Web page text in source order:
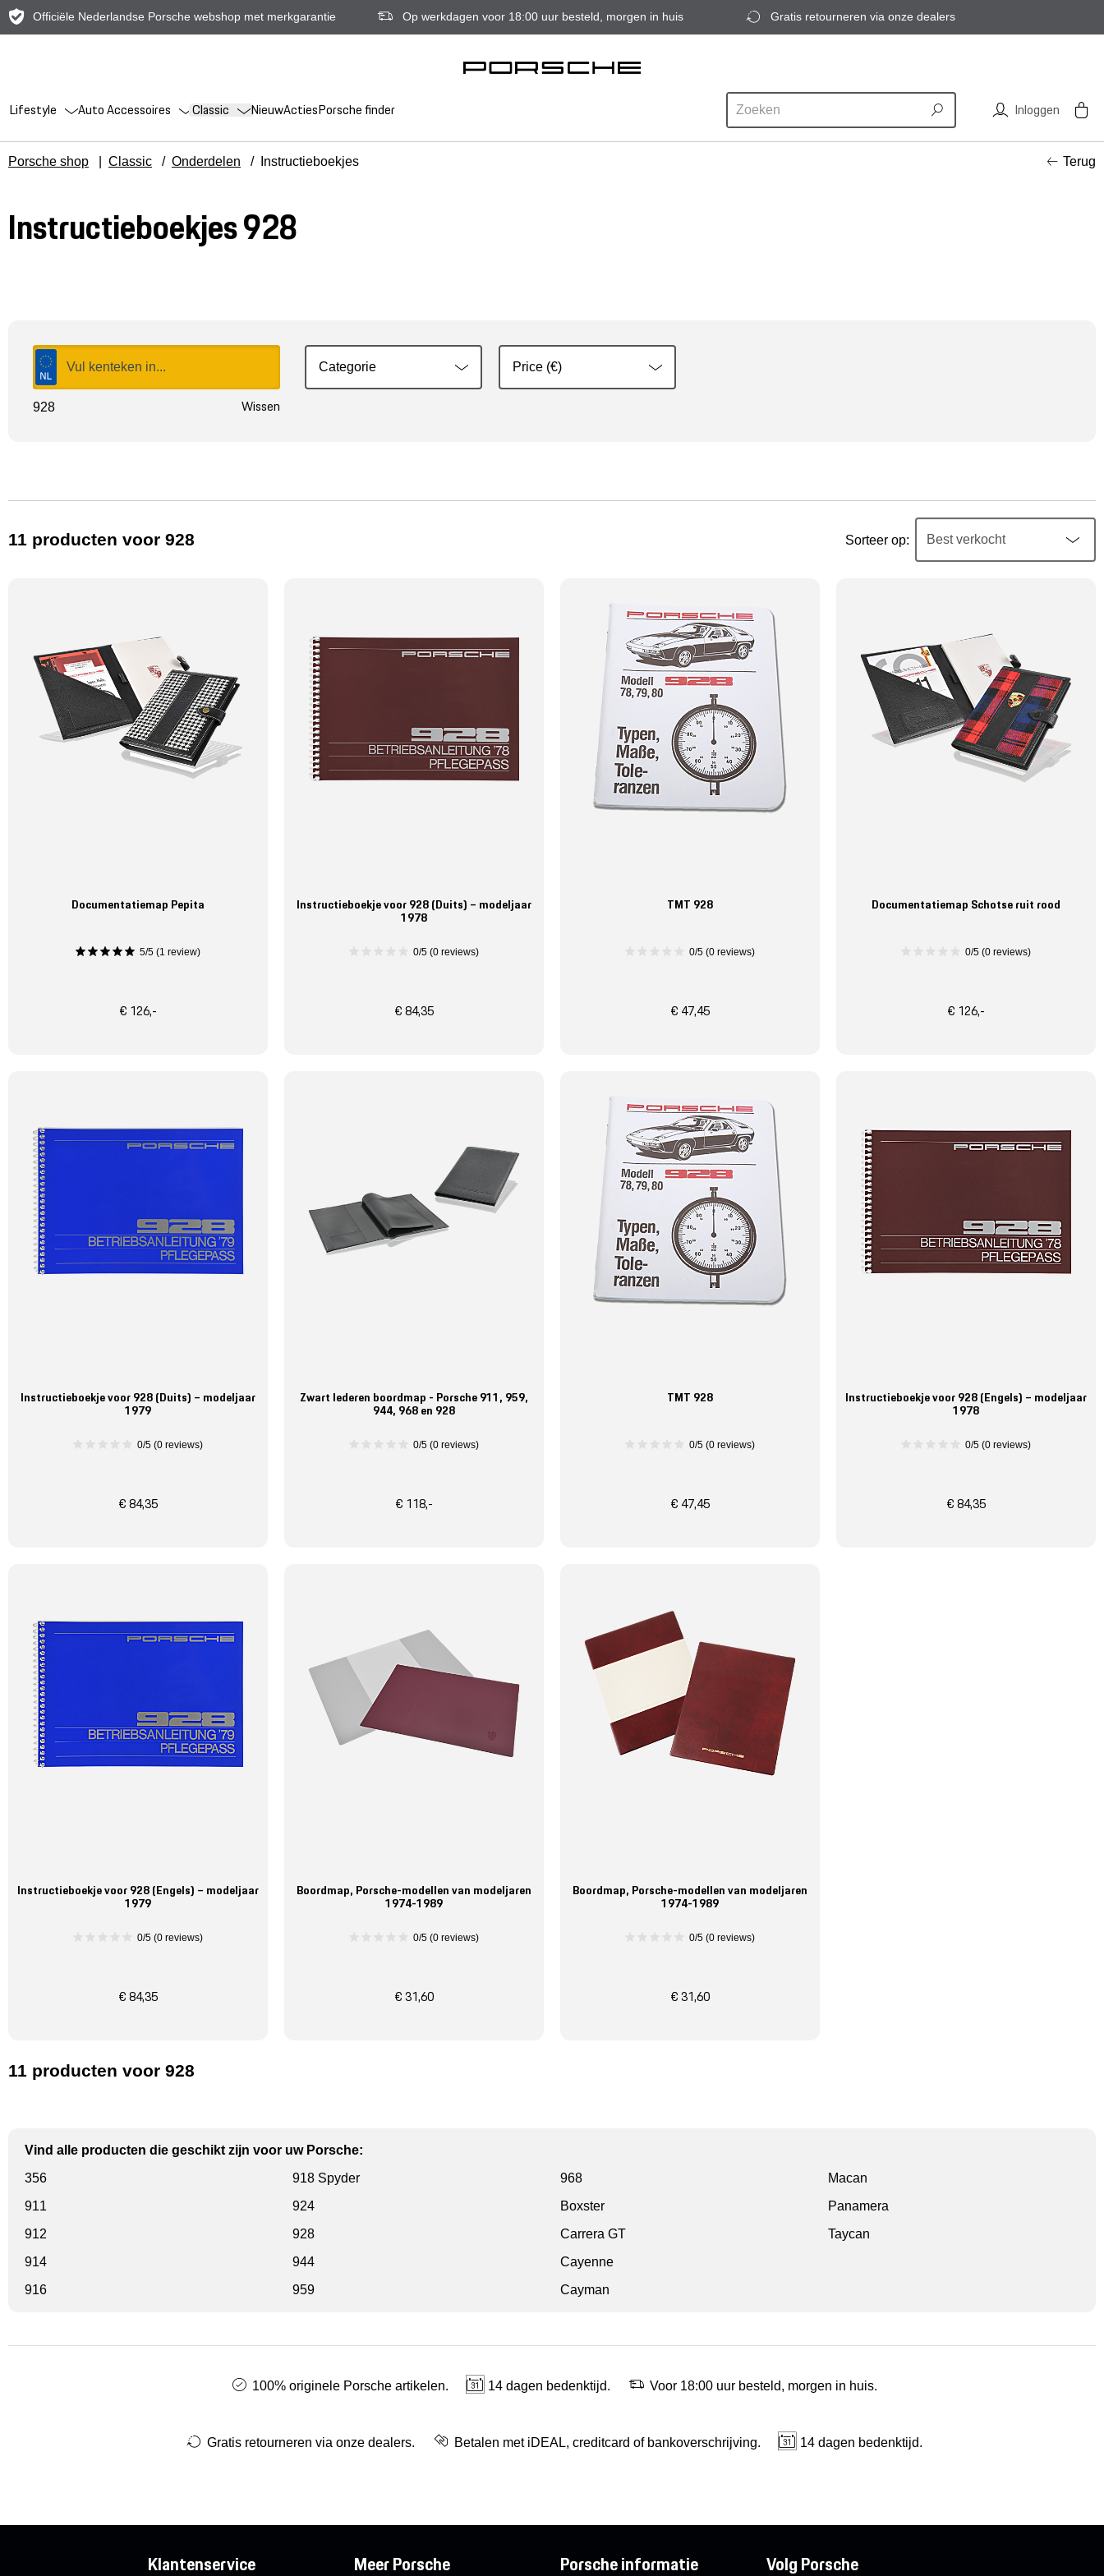
Officiële Nederlandse Porsche webshop met merkgarantie Op werkdagen voor 18:00 uur besteld, morgen in huis Gratis retourneren via onze dealers
Lifestyle Auto Accessoires Classic NieuwActiesPorsche finder Inloggen
Porsche shop Classic / Onderdelen / Instructieboekjes Terug
Instructieboekjes 928
928 Wissen
Categorie Price (€)
11 producten voor 928 Sorteer op:
Documentatiemap Pepita
5/5 (1 review)
€ 126,-
Instructieboekje voor 928 (Duits) – modeljaar
1978
0/5 (0 reviews)
€ 84,35
TMT 928
0/5 (0 reviews)
€ 47,45
Documentatiemap Schotse ruit rood
0/5 (0 reviews)
€ 126,-
Instructieboekje voor 928 (Duits) – modeljaar
1979
0/5 (0 reviews)
€ 84,35
Zwart lederen boordmap - Porsche 911, 959,
944, 968 en 928
0/5 (0 reviews)
€ 118,-
TMT 928
0/5 (0 reviews)
€ 47,45
Instructieboekje voor 928 (Engels) – modeljaar
1978
0/5 (0 reviews)
€ 84,35
Instructieboekje voor 928 (Engels) – modeljaar
1979
0/5 (0 reviews)
€ 84,35
Boordmap, Porsche-modellen van modeljaren
1974-1989
0/5 (0 reviews)
€ 31,60
Boordmap, Porsche-modellen van modeljaren
1974-1989
0/5 (0 reviews)
€ 31,60
11 producten voor 928
Vind alle producten die geschikt zijn voor uw Porsche:
356
911
912
914
916
918 Spyder
924
928
944
959
968
Boxster
Carrera GT
Cayenne
Cayman
Macan
Panamera
Taycan
100% originele Porsche artikelen. 14 dagen bedenktijd. Voor 18:00 uur besteld, morgen in huis.
Gratis retourneren via onze dealers. Betalen met iDEAL, creditcard of bankoverschrijving. 14 dagen bedenktijd.
Klantenservice Meer Porsche Porsche informatie Volg Porsche